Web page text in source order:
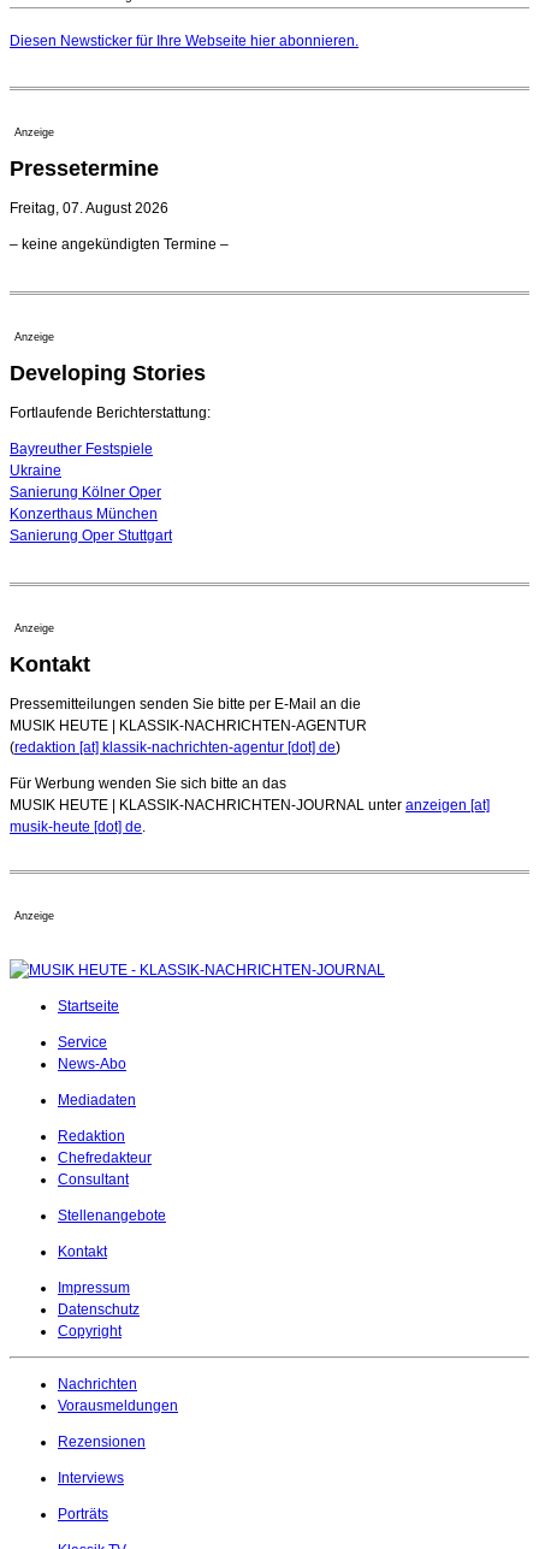
Nationaltheater Mannheim
Regensburger Generalmusikdirektor Stefan Veselka
Kammerorchester Heilbronn: Chefdirigent Risto Joost
verlängert bis 2030
Ensemblemitglieder
Dirigent Nicolás Pasquet mit Würth-Preis der
Jeunesses Musicales ausgezeichnet
07. August 2026 - 13:20 Uhr
Diesen Newsticker für Ihre Webseite hier abonnieren.
Anzeige
Pressetermine
Freitag, 07. August 2026
– keine angekündigten Termine –
Anzeige
Developing Stories
Fortlaufende Berichterstattung:
Bayreuther Festspiele
Ukraine
Sanierung Kölner Oper
Konzerthaus München
Sanierung Oper Stuttgart
Anzeige
Kontakt
Pressemitteilungen senden Sie bitte per E-Mail an die
MUSIK HEUTE | KLASSIK-NACHRICHTEN-AGENTUR
(redaktion [at] klassik-nachrichten-agentur [dot] de)
Für Werbung wenden Sie sich bitte an das
MUSIK HEUTE | KLASSIK-NACHRICHTEN-JOURNAL unter anzeigen [at]
musik-heute [dot] de.
Anzeige
Startseite
Service
News-Abo
Mediadaten
Redaktion
Chefredakteur
Consultant
Stellenangebote
Kontakt
Impressum
Datenschutz
Copyright
Nachrichten
Vorausmeldungen
Rezensionen
Interviews
Porträts